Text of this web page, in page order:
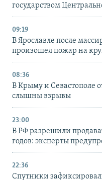
государством
09:19
В Ярославле после
произошел пожар на
08:36
В Крыму и Севастополе
слышны взрывы
23:00
В РФ разрешили
годов: эксперты
22:36
Спутники